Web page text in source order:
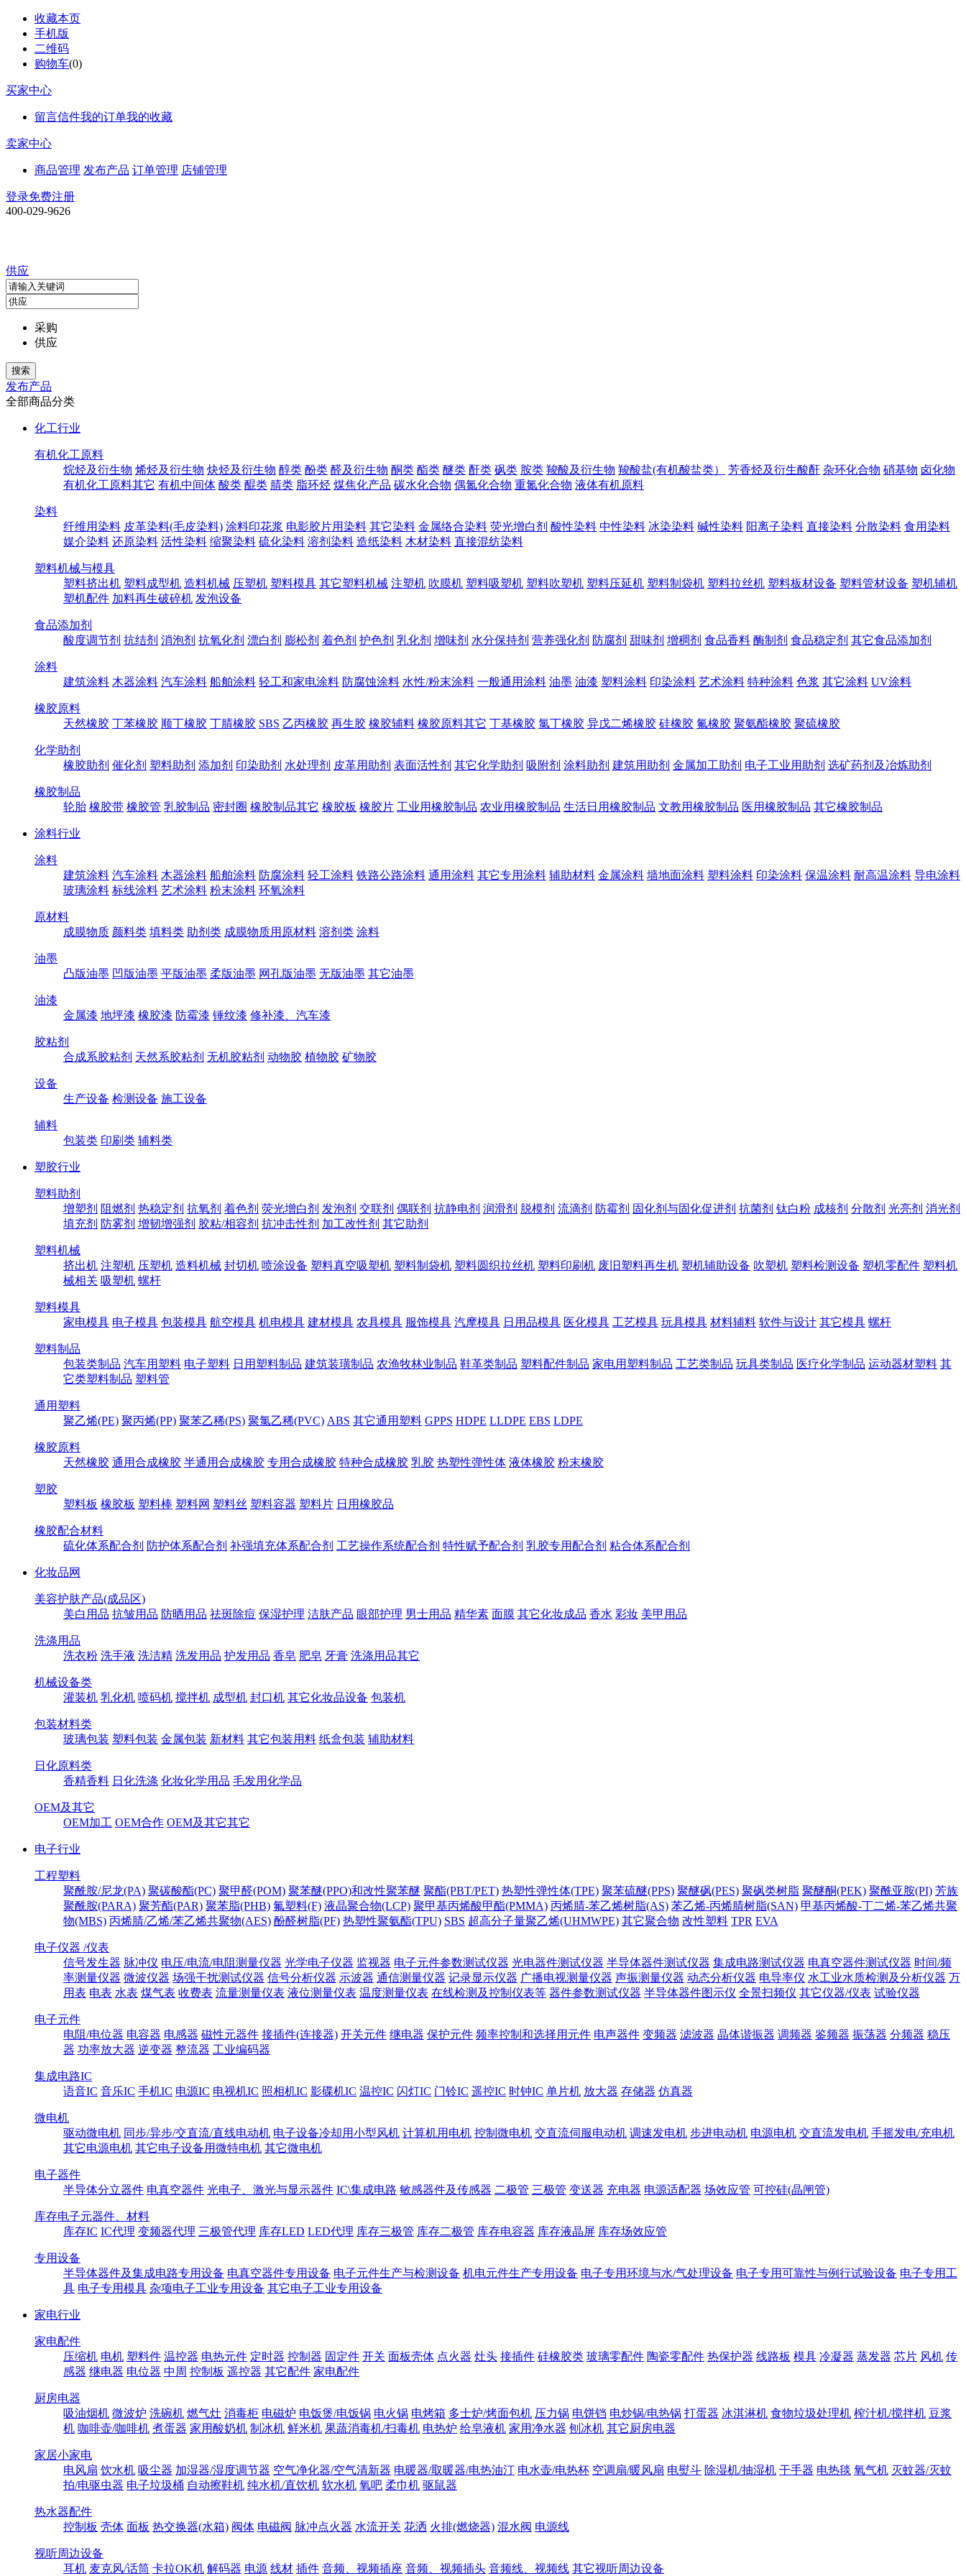
收藏本页
手机版
二维码
购物车(0)
买家中心
留言信件我的订单我的收藏
卖家中心
商品管理 发布产品 订单管理 店铺管理
登录免费注册
400-029-9626
供应
采购
供应
发布产品
全部商品分类
化工行业
有机化工原料
烷烃及衍生物 烯烃及衍生物 炔烃及衍生物 醇类 酚类 醛及衍生物 酮类 酯类 醚类 酐类 砜类 胺类 羧酸及衍生物 羧酸盐(有机酸盐类） 芳香烃及衍生酸酐 杂环化合物 硝基物 卤化物
有机化工原料其它 有机中间体 酸类 醌类 腈类 脂环烃 煤焦化产品 碳水化合物 偶氮化合物 重氮化合物 液体有机原料
染料
纤维用染料 皮革染料(毛皮染料) 涂料印花浆 电影胶片用染料 其它染料 金属络合染料 荧光增白剂 酸性染料 中性染料 冰染染料 碱性染料 阳离子染料 直接染料 分散染料 食用染料
媒介染料 还原染料 活性染料 缩聚染料 硫化染料 溶剂染料 造纸染料 木材染料 直接混纺染料
塑料机械与模具
塑料挤出机 塑料成型机 造料机械 压塑机 塑料模具 其它塑料机械 注塑机 吹膜机 塑料吸塑机 塑料吹塑机 塑料压延机 塑料制袋机 塑料拉丝机 塑料板材设备 塑料管材设备 塑机辅机
塑机配件 加料再生破碎机 发泡设备
食品添加剂
酸度调节剂 抗结剂 消泡剂 抗氧化剂 漂白剂 膨松剂 着色剂 护色剂 乳化剂 增味剂 水分保持剂 营养强化剂 防腐剂 甜味剂 增稠剂 食品香料 酶制剂 食品稳定剂 其它食品添加剂
涂料
建筑涂料 木器涂料 汽车涂料 船舶涂料 轻工和家电涂料 防腐蚀涂料 水性/粉末涂料 一般通用涂料 油墨 油漆 塑料涂料 印染涂料 艺术涂料 特种涂料 色浆 其它涂料 UV涂料
橡胶原料
天然橡胶 丁苯橡胶 顺丁橡胶 丁腈橡胶 SBS 乙丙橡胶 再生胶 橡胶辅料 橡胶原料其它 丁基橡胶 氯丁橡胶 异戊二烯橡胶 硅橡胶 氟橡胶 聚氨酯橡胶 聚硫橡胶
化学助剂
橡胶助剂 催化剂 塑料助剂 添加剂 印染助剂 水处理剂 皮革用助剂 表面活性剂 其它化学助剂 吸附剂 涂料助剂 建筑用助剂 金属加工助剂 电子工业用助剂 选矿药剂及冶炼助剂
橡胶制品
轮胎 橡胶带 橡胶管 乳胶制品 密封圈 橡胶制品其它 橡胶板 橡胶片 工业用橡胶制品 农业用橡胶制品 生活日用橡胶制品 文教用橡胶制品 医用橡胶制品 其它橡胶制品
涂料行业
涂料
建筑涂料 汽车涂料 木器涂料 船舶涂料 防腐涂料 轻工涂料 铁路公路涂料 通用涂料 其它专用涂料 辅助材料 金属涂料 墙地面涂料 塑料涂料 印染涂料 保温涂料 耐高温涂料 导电涂料
玻璃涂料 标线涂料 艺术涂料 粉末涂料 环氧涂料
原材料
成膜物质 颜料类 填料类 助剂类 成膜物质用原材料 溶剂类 涂料
油墨
凸版油墨 凹版油墨 平版油墨 柔版油墨 网孔版油墨 无版油墨 其它油墨
油漆
金属漆 地坪漆 橡胶漆 防霉漆 锤纹漆 修补漆、汽车漆
胶粘剂
合成系胶粘剂 天然系胶粘剂 无机胶粘剂 动物胶 植物胶 矿物胶
设备
生产设备 检测设备 施工设备
辅料
包装类 印刷类 辅料类
塑胶行业
塑料助剂
增塑剂 阻燃剂 热稳定剂 抗氧剂 着色剂 荧光增白剂 发泡剂 交联剂 偶联剂 抗静电剂 润滑剂 脱模剂 流滴剂 防霉剂 固化剂与固化促进剂 抗菌剂 钛白粉 成核剂 分散剂 光亮剂 消光剂
填充剂 防雾剂 增韧增强剂 胶粘/相容剂 抗冲击性剂 加工改性剂 其它助剂
塑料机械
挤出机 注塑机 压塑机 造料机械 封切机 喷涂设备 塑料真空吸塑机 塑料制袋机 塑料圆织拉丝机 塑料印刷机 废旧塑料再生机 塑机辅助设备 吹塑机 塑料检测设备 塑机零配件 塑料机
械相关 吸塑机 螺杆
塑料模具
家电模具 电子模具 包装模具 航空模具 机电模具 建材模具 农具模具 服饰模具 汽摩模具 日用品模具 医化模具 工艺模具 玩具模具 材料辅料 软件与设计 其它模具 螺杆
塑料制品
包装类制品 汽车用塑料 电子塑料 日用塑料制品 建筑装璜制品 农渔牧林业制品 鞋革类制品 塑料配件制品 家电用塑料制品 工艺类制品 玩具类制品 医疗化学制品 运动器材塑料 其
它类塑料制品 塑料管
通用塑料
聚乙烯(PE) 聚丙烯(PP) 聚苯乙稀(PS) 聚氯乙稀(PVC) ABS 其它通用塑料 GPPS HDPE LLDPE EBS LDPE
橡胶原料
天然橡胶 通用合成橡胶 半通用合成橡胶 专用合成橡胶 特种合成橡胶 乳胶 热塑性弹性体 液体橡胶 粉末橡胶
塑胶
塑料板 橡胶板 塑料棒 塑料网 塑料丝 塑料容器 塑料片 日用橡胶品
橡胶配合材料
硫化体系配合剂 防护体系配合剂 补强填充体系配合剂 工艺操作系统配合剂 特性赋予配合剂 乳胶专用配合剂 粘合体系配合剂
化妆品网
美容护肤产品(成品区)
美白用品 抗皱用品 防晒用品 祛斑除痘 保湿护理 洁肤产品 眼部护理 男士用品 精华素 面膜 其它化妆成品 香水 彩妆 美甲用品
洗涤用品
洗衣粉 洗手液 洗洁精 洗发用品 护发用品 香皂 肥皂 牙膏 洗涤用品其它
机械设备类
灌装机 乳化机 喷码机 搅拌机 成型机 封口机 其它化妆品设备 包装机
包装材料类
玻璃包装 塑料包装 金属包装 新材料 其它包装用料 纸盒包装 辅助材料
日化原料类
香精香料 日化洗涤 化妆化学用品 毛发用化学品
OEM及其它
OEM加工 OEM合作 OEM及其它其它
电子行业
工程塑料
聚酰胺/尼龙(PA) 聚碳酸酯(PC) 聚甲醛(POM) 聚苯醚(PPO)和改性聚苯醚 聚酯(PBT/PET) 热塑性弹性体(TPE) 聚苯硫醚(PPS) 聚醚砜(PES) 聚砜类树脂 聚醚酮(PEK) 聚酰亚胺(PI) 芳族
聚酰胺(PARA) 聚芳酯(PAR) 聚苯脂(PHB) 氟塑料(F) 液晶聚合物(LCP) 聚甲基丙烯酸甲酯(PMMA) 丙烯腈-苯乙烯树脂(AS) 苯乙烯-丙烯腈树脂(SAN) 甲基丙烯酸-丁二烯-苯乙烯共聚
物(MBS) 丙烯腈/乙烯/苯乙烯共聚物(AES) 酚醛树脂(PF) 热塑性聚氨酯(TPU) SBS 超高分子量聚乙烯(UHMWPE) 其它聚合物 改性塑料 TPR EVA
电子仪器 /仪表
信号发生器 脉冲仪 电压/电流/电阻测量仪器 光学电子仪器 监视器 电子元件参数测试仪器 光电器件测试仪器 半导体器件测试仪器 集成电路测试仪器 电真空器件测试仪器 时间/频
率测量仪器 微波仪器 场强干扰测试仪器 信号分析仪器 示波器 通信测量仪器 记录显示仪器 广播电视测量仪器 声振测量仪器 动态分析仪器 电导率仪 水工业水质检测及分析仪器 万
用表 电表 水表 煤气表 收费表 流量测量仪表 液位测量仪表 温度测量仪表 在线检测及控制仪表等 器件参数测试仪器 半导体器件图示仪 全景扫频仪 其它仪器/仪表 试验仪器
电子元件
电阻/电位器 电容器 电感器 磁性元器件 接插件(连接器) 开关元件 继电器 保护元件 频率控制和选择用元件 电声器件 变频器 滤波器 晶体谐振器 调频器 鉴频器 振荡器 分频器 稳压
器 功率放大器 逆变器 整流器 工业编码器
集成电路IC
语音IC 音乐IC 手机IC 电源IC 电视机IC 照相机IC 影碟机IC 温控IC 闪灯IC 门铃IC 遥控IC 时钟IC 单片机 放大器 存储器 仿真器
微电机
驱动微电机 同步/异步/交直流/直线电动机 电子设备冷却用小型风机 计算机用电机 控制微电机 交直流伺服电动机 调速发电机 步进电动机 电源电机 交直流发电机 手摇发电/充电机
其它电源电机 其它电子设备用微特电机 其它微电机
电子器件
半导体分立器件 电真空器件 光电子、激光与显示器件 IC\集成电路 敏感器件及传感器 二极管 三极管 变送器 充电器 电源适配器 场效应管 可控硅(晶闸管)
库存电子元器件、材料
库存IC IC代理 变频器代理 三极管代理 库存LED LED代理 库存三极管 库存二极管 库存电容器 库存液晶屏 库存场效应管
专用设备
半导体器件及集成电路专用设备 电真空器件专用设备 电子元件生产与检测设备 机电元件生产专用设备 电子专用环境与水/气处理设备 电子专用可靠性与例行试验设备 电子专用工
具 电子专用模具 杂项电子工业专用设备 其它电子工业专用设备
家电行业
家电配件
压缩机 电机 塑料件 温控器 电热元件 定时器 控制器 固定件 开关 面板壳体 点火器 灶头 接插件 硅橡胶类 玻璃零配件 陶瓷零配件 热保护器 线路板 模具 冷凝器 蒸发器 芯片 风机 传
感器 继电器 电位器 中周 控制板 遥控器 其它配件 家电配件
厨房电器
吸油烟机 微波炉 洗碗机 燃气灶 消毒柜 电磁炉 电饭煲/电饭锅 电火锅 电烤箱 多士炉/烤面包机 压力锅 电饼铛 电炒锅/电热锅 打蛋器 冰淇淋机 食物垃圾处理机 榨汁机/搅拌机 豆浆
机 咖啡壶/咖啡机 煮蛋器 家用酸奶机 制冰机 鲜米机 果蔬消毒机/扫毒机 电热炉 给皂液机 家用净水器 刨冰机 其它厨房电器
家居小家电
电风扇 饮水机 吸尘器 加湿器/湿度调节器 空气净化器/空气清新器 电暖器/取暖器/电热油汀 电水壶/电热杯 空调扇/暖风扇 电熨斗 除湿机/抽湿机 干手器 电热毯 氧气机 灭蚊器/灭蚊
拍/电驱虫器 电子垃圾桶 自动擦鞋机 纯水机/直饮机 软水机 氧吧 柔巾机 驱鼠器
热水器配件
控制板 壳体 面板 热交换器(水箱) 阀体 电磁阀 脉冲点火器 水流开关 花洒 火排(燃烧器) 混水阀 电源线
视听周边设备
耳机 麦克风/话筒 卡拉OK机 解码器 电源 线材 插件 音频、视频插座 音频、视频插头 音频线、视频线 其它视听周边设备